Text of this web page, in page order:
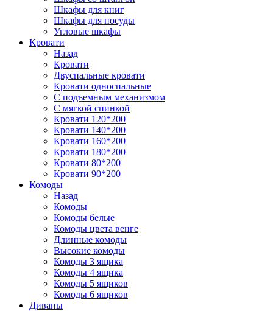
Шкафы для книг
Шкафы для посуды
Угловые шкафы
Кровати
Назад
Кровати
Двуспальные кровати
Кровати односпальные
С подъемным механизмом
С мягкой спинкой
Кровати 120*200
Кровати 140*200
Кровати 160*200
Кровати 180*200
Кровати 80*200
Кровати 90*200
Комоды
Назад
Комоды
Комоды белые
Комоды цвета венге
Длинные комоды
Высокие комоды
Комоды 3 ящика
Комоды 4 ящика
Комоды 5 ящиков
Комоды 6 ящиков
Диваны